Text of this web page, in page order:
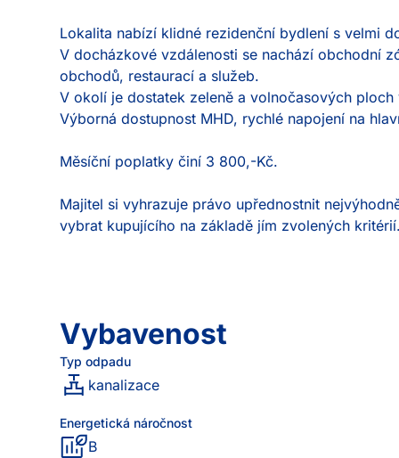
Lokalita nabízí klidné rezidenční bydlení s velmi
V docházkové vzdálenosti se nachází obchodní
obchodů, restaurací a služeb.
V okolí je dostatek zeleně a volnočasových
Výborná dostupnost MHD, rychlé napojení na
Měsíční poplatky činí 3 800,-Kč.
Majitel si vyhrazuje právo upřednostnit
vybrat kupujícího na základě jím zvolených kritérií.
Vybavenost
Typ odpadu
kanalizace
Energetická náročnost
B